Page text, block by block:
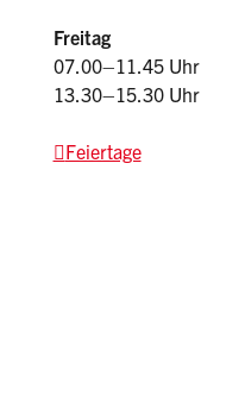
Freitag
07.00–11.45 Uhr
13.30–15.30 Uhr
Feiertage